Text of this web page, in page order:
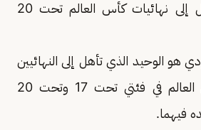
عامًا أخفق في التأهل إلى نهائيات كأس العالم تحت 20
هو الوحيد الذي تأهل إلى النهائيين
الآسيويين وإلى كأس العالم في فئتي تحت 17 وتحت 20
فيهما.